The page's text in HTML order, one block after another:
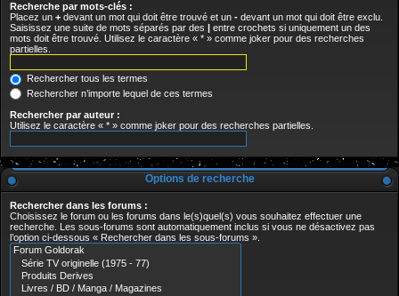
c
e
Recherche par mots-clés :
Placez un + devant un mot qui doit être trouvé et un - devant un mot qui doit être exclu.
Saisissez une suite de mots séparés par des | entre crochets si uniquement un des
mots doit être trouvé. Utilisez le caractère « * » comme joker pour des recherches
partielles.
Rechercher tous les termes
Rechercher n’importe lequel de ces termes
Rechercher par auteur :
Utilisez le caractère « * » comme joker pour des recherches partielles.
Options de recherche
Rechercher dans les forums :
Choisissez le forum ou les forums dans le(s)quel(s) vous souhaitez effectuer une
recherche. Les sous-forums sont automatiquement inclus si vous ne désactivez pas
l’option ci-dessous « Rechercher dans les sous-forums ».